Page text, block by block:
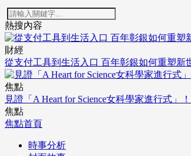
熱搜內容
財經
從支付工具到生活入口 百年彰銀如何重塑新
焦點
見證「A Heart for Science女科學家進行式
焦點
焦點首頁
時事分析